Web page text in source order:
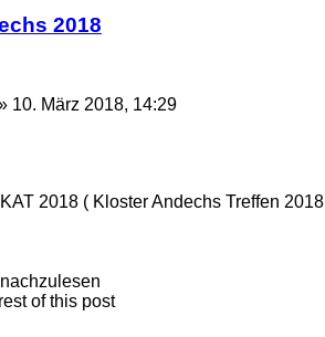
2018
10. März 2018, 14:29
2018 ( Kloster Andechs Treffen 2018
of this post